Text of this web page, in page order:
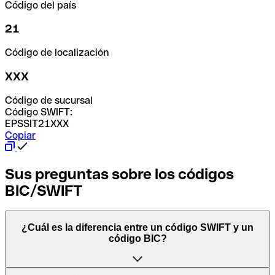
Código del país
21
Código de localización
XXX
Código de sucursal
Código SWIFT:
EPSSIT21XXX
Copiar
Sus preguntas sobre los códigos
BIC/SWIFT
¿Cuál es la diferencia entre un código SWIFT y un
código BIC?